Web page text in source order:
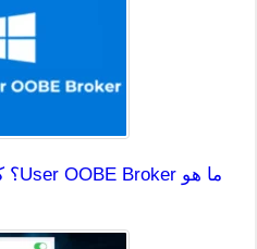
ما هو User OOBE Broker؟ كيفية تعطيله